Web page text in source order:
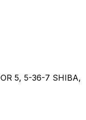
5, 5-36-7 SHIBA,